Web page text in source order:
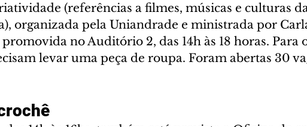
(referências a filmes, músicas e culturas
organizada pela Uniandrade e ministrada por
no Auditório 2, das 14h às 18 horas. Para
levar uma peça de roupa. Foram abertas 30